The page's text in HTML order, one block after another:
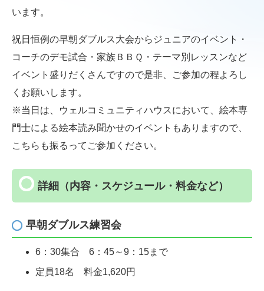
います。
祝日恒例の早朝ダブルス大会からジュニアのイベント・
コーチのデモ試合・家族ＢＢＱ・テーマ別レッスンなど
イベント盛りだくさんですので是非、ご参加の程よろし
くお願いします。
※当日は、ウェルコミュニティハウスにおいて、絵本専
門士による絵本読み聞かせのイベントもありますので、
こちらも振るってご参加ください。
詳細（内容・スケジュール・料金など）
早朝ダブルス練習会
6：30集合 6：45～9：15まで
定員18名 料金1,620円